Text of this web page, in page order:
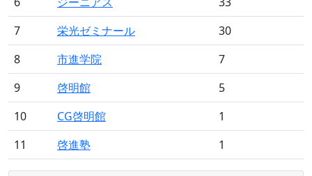
7
栄光ゼミナール
30
8
市進学院
7
9
啓明館
5
10
CG啓明館
1
11
啓進塾 1